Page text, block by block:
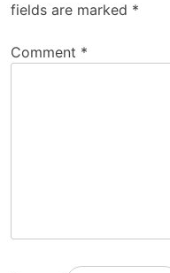
fields are marked *
Comment *